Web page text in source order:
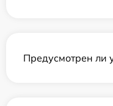
Предусмотрен ли